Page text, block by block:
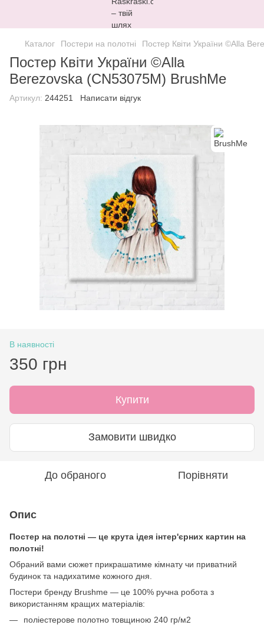
Каталог Постери на полотні Постер Квіти України ©Alla
Постер Квіти України ©Alla
Berezovska (CN53075M) BrushMe
Артикул: 244251 Написати відгук
В наявності
350 грн
Купити
Замовити швидко
До обраного Порівняти
Опис
Постер на полотні — це крута ідея інтер'єрних картин на
полотні!
Обраний вами сюжет прикрашатиме кімнату чи приватний
будинок та надихатиме кожного дня.
Постери бренду Brushme — це 100% ручна робота з
використанням кращих матеріалів:
поліестерове полотно товщиною 240 гр/м2